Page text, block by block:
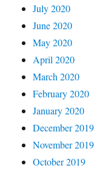
July 2020
June 2020
May 2020
April 2020
March 2020
February 2020
January 2020
December 2019
November 2019
October 2019